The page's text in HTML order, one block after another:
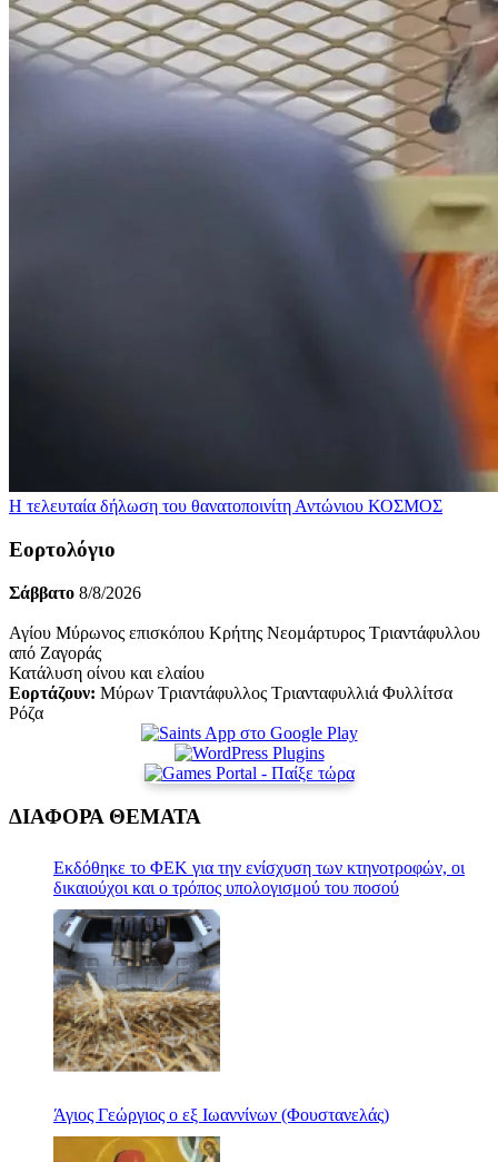
Η τελευταία δήλωση του θανατοποινίτη Αντώνιου ΚΟΣΜΟΣ
Εορτολόγιο
Σάββατο 8/8/2026
Αγίου Μύρωνος επισκόπου Κρήτης Νεομάρτυρος Τριαντάφυλλου
από Ζαγοράς
Κατάλυση οίνου και ελαίου
Εορτάζουν: Μύρων Τριαντάφυλλος Τριανταφυλλιά Φυλλίτσα
Ρόζα
ΔΙΑΦΟΡΑ ΘΕΜΑΤΑ
Εκδόθηκε το ΦΕΚ για την ενίσχυση των κτηνοτροφών, οι
δικαιούχοι και ο τρόπος υπολογισμού του ποσού
Άγιος Γεώργιος ο εξ Ιωαννίνων (Φουστανελάς)